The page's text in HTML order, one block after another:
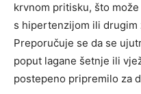
krvnom pritisku, što
s hipertenzijom ili drugim
Preporučuje se da se
poput lagane šetnje ili
postepeno pripremilo za